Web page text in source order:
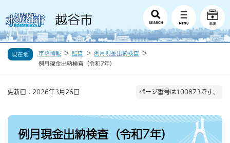
現在地 市政情報 監査
例月現金出納検査
例月現金出納検査（令和7年）
更新日：2026年3月26日 ページ番号は100873です。
例月現金出納検査（令和7年）